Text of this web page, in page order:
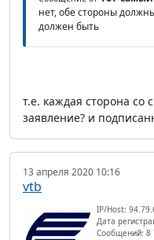
нет, обе стороны
должен быть
т.е. каждая сторона со
заявление? и
13 апреля 2020 10:16
vtb
IP/Host:
Дата
Сообщений: 8